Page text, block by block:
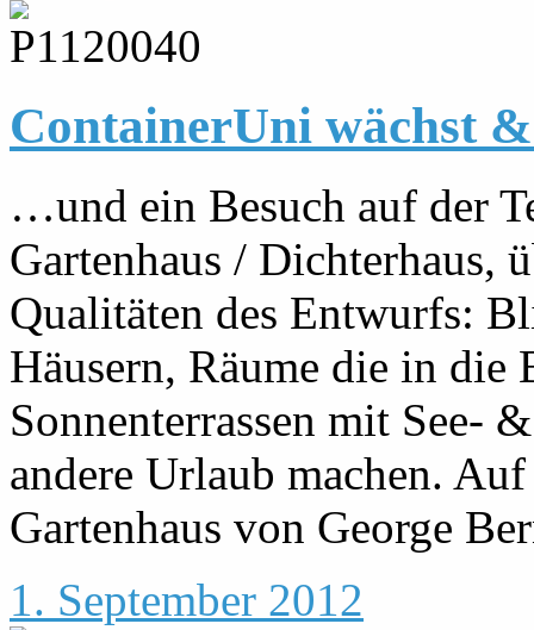
ContainerUni wächst
…und ein Besuch auf der
Gartenhaus / Dichterhaus,
Qualitäten des Entwurfs:
Häusern, Räume die in die
Sonnenterrassen mit See-
andere Urlaub machen.
Gartenhaus von George
1. September 2012